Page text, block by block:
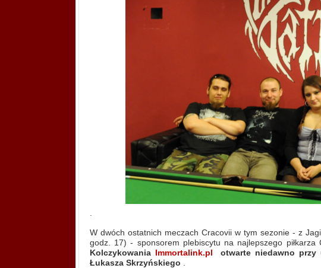
.
W dwóch ostatnich meczach Cracovii w tym sezonie - z
godz. 17) - sponsorem plebiscytu na najlepszego
Kolczykowania Immortalink.pl otwarte niedawno przy
Łukasza Skrzyńskiego